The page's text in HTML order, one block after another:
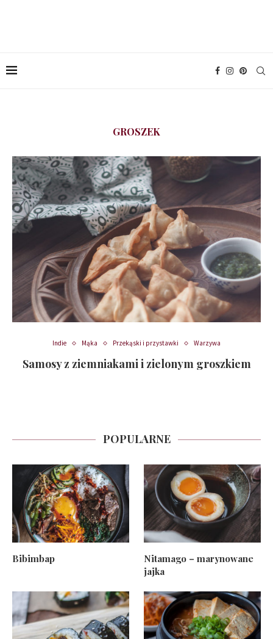
GROSZEK
Indie Mąka Przekąski i przystawki Warzywa
Samosy z ziemniakami i zielonym groszkiem
POPULARNE
Bibimbap
Nitamago – marynowane
jajka